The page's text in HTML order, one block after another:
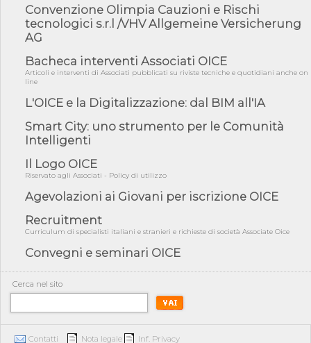
05/08/26 - DL Infrastrutture e PNRR è legge: approvata oggi la
fiducia...
05/08/26 - Focus OICE sul DDL di riforma della responsabilità
05/08/26 - Anac: pubblicata la Relazione illustrativa al Bando tipo
2 s...
05/08/26 - SAVE THE DATE: Assemblea Pubblica Confindustria
Professioni ...
05/08/26 - Successo OICE per il bando della Città metropolitana
di Reg...
05/08/26 - Lettera OICE per il bando della Giunta Regionale della
Campa...
04/08/26 - DL PA: previste cancellazioni da elenchi professionisti
per ...
04/08/26 - International Sustainable Buildings Competition -
COP31, An...
04/08/26 - CdS, project financing: progetto di fattibilità da
impugnar...
04/08/26 - Rapporto Anac corruzione 2020-2026: procedimenti
penali per ...
04/08/26 - CdS: partecipazione alla gara non equivale ad
acquiescenza r...
Convenzione Olimpia Cauzioni e Rischi
tecnologici s.r.l /VHV Allgemeine Versicherung
AG
Bacheca interventi Associati OICE
Articoli e interventi di Associati pubblicati su riviste tecniche e quotidiani anche on
line
L'OICE e la Digitalizzazione: dal BIM all'IA
Smart City: uno strumento per le Comunità
Intelligenti
Il Logo OICE
Riservato agli Associati - Policy di utilizzo
Agevolazioni ai Giovani per iscrizione OICE
Recruitment
Curriculum di specialisti italiani e stranieri e richieste di società Associate Oice
Convegni e seminari OICE
Cerca nel sito
Contatti Nota legale Inf. Privacy